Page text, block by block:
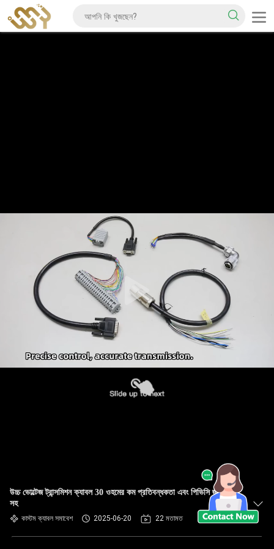
উচ্চ ভোল্টেজ ট্রান্সমিশন ক্যাবল 30 ওহমের কম প্রতিবন্ধকতা এবং পিভিসি জ্যাকেট
সহ
কাস্টম ক্যাবল সমাবেশ 2025-06-20 22 মতামত